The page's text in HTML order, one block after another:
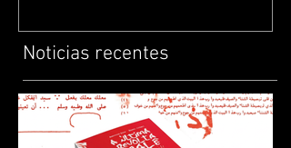
Noticias recentes